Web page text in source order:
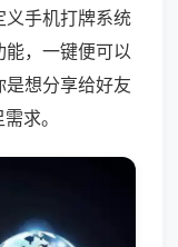
义手机打牌系统
，一键便可以
想分享给好友
求。